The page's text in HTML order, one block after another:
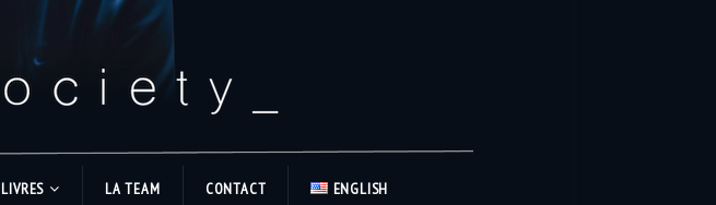
LIVRES LA TEAM CONTACT ENGLISH